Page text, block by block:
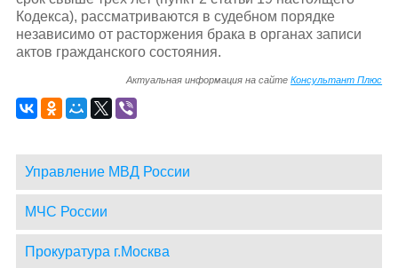
Кодекса), рассматриваются в судебном порядке
независимо от расторжения брака в органах записи
актов гражданского состояния.
Актуальная информация на сайтеКонсультант Плюс
Управление МВД России
МЧС России
Прокуратура г.Москва